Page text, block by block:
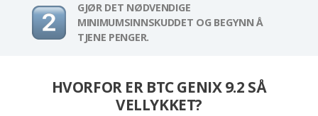
GJØR DET NØDVENDIGE
MINIMUMSINNSKUDDET OG BEGYNN Å
TJENE PENGER.
HVORFOR ER BTC GENIX 9.2 SÅ
VELLYKKET?